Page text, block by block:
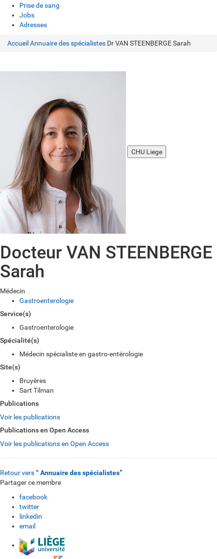
Prise de sang
Jobs
Adresses
Accueil Annuaire des spécialistes Dr VAN STEENBERGE Sarah
CHU Liege
Docteur VAN STEENBERGE
Sarah
Médecin
Gastroenterologie
Service(s)
Gastroenterologie
Spécialité(s)
Médecin spécialiste en gastro-entérologie
Site(s)
Bruyères
Sart Tilman
Publications
Voir les publications
Publications en Open Access
Voir les publications en Open Access
Retour vers“ Annuaire des spécialistes”
Partager ce membre
facebook
twitter
linkedin
email